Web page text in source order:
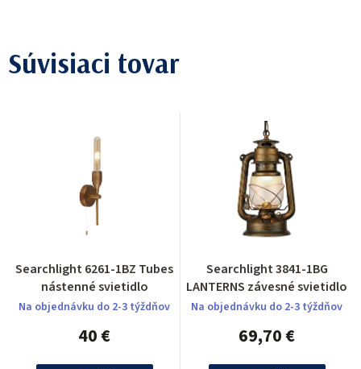
Súvisiaci tovar
Searchlight 6261-1BZ Tubes
nástenné svietidlo
Na objednávku do 2-3 týždňov
40 €
Searchlight 3841-1BG
LANTERNS závesné svietidlo
Na objednávku do 2-3 týždňov
69,70 €